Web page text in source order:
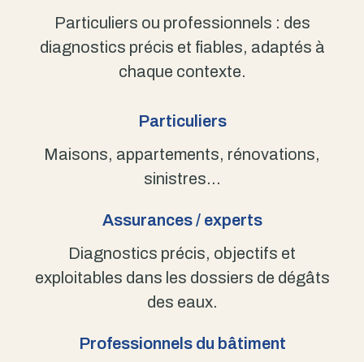
Particuliers ou professionnels : des
diagnostics précis et fiables, adaptés à
chaque contexte.
Particuliers
Maisons, appartements, rénovations,
sinistres…
Assurances / experts
Diagnostics précis, objectifs et
exploitables dans les dossiers de dégâts
des eaux.
Professionnels du bâtiment